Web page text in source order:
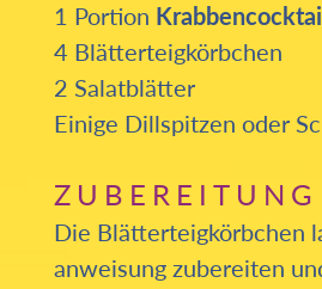
1 Portion
4 Blätterteigkörbchen
2 Salatblätter
Einige Dillspitzen oder
ZUBEREITUNG
Die Blätterteig­körbchen
anweisung zubereiten